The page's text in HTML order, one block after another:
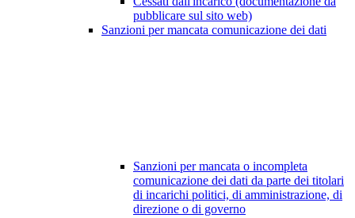
pubblicare sul sito web)
Sanzioni per mancata comunicazione dei dati
Sanzioni per mancata o incompleta
comunicazione dei dati da parte dei titolari
di incarichi politici, di amministrazione, di
direzione o di governo